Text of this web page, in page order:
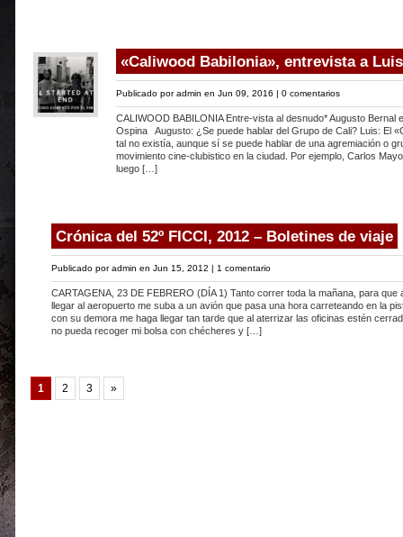
«Caliwood Babilonia», entrevista a
Publicado poradmin en Jun 09, 2016 | 0 comentarios
CALIWOOD BABILONIA Entre-vista al desnudo* Augusto Bernal
Ospina Augusto: ¿Se puede hablar del Grupo de Cali? Luis: El
tal no existía, aunque sí se puede hablar de una agremiación o
movimiento cine-clubistico en la ciudad. Por ejemplo, Carlos
luego […]
Crónica del 52º FICCI, 2012 – Boletines de viaje
Publicado poradmin en Jun 15, 2012 | 1 comentario
CARTAGENA, 23 DE FEBRERO (DÍA 1) Tanto correr toda la mañana, para que
llegar al aeropuerto me suba a un avión que pasa una hora carreteando en la
con su demora me haga llegar tan tarde que al aterrizar las oficinas estén
no pueda recoger mi bolsa con chécheres y […]
1 2 3 »